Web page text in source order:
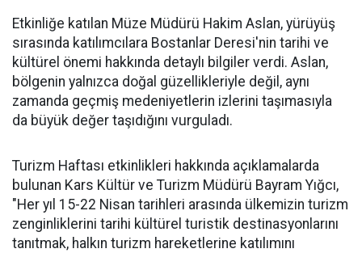
Etkinliğe katılan Müze Müdürü Hakim Aslan, yürüyüş
sırasında katılımcılara Bostanlar Deresi'nin tarihi ve
kültürel önemi hakkında detaylı bilgiler verdi. Aslan,
bölgenin yalnızca doğal güzellikleriyle değil, aynı
zamanda geçmiş medeniyetlerin izlerini taşımasıyla
da büyük değer taşıdığını vurguladı.
Turizm Haftası etkinlikleri hakkında açıklamalarda
bulunan Kars Kültür ve Turizm Müdürü Bayram Yığcı,
"Her yıl 15-22 Nisan tarihleri arasında ülkemizin turizm
zenginliklerini tarihi kültürel turistik destinasyonlarını
tanıtmak, halkın turizm hareketlerine katılımını